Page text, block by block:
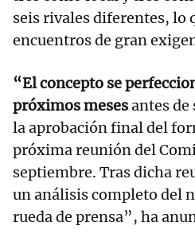
seis rivales diferentes, lo
encuentros de gran
“El concepto se
próximos mesesantes de
la aprobación final del
próxima reunión del
septiembre. Tras dicha
un análisis completo del
rueda de prensa”, ha